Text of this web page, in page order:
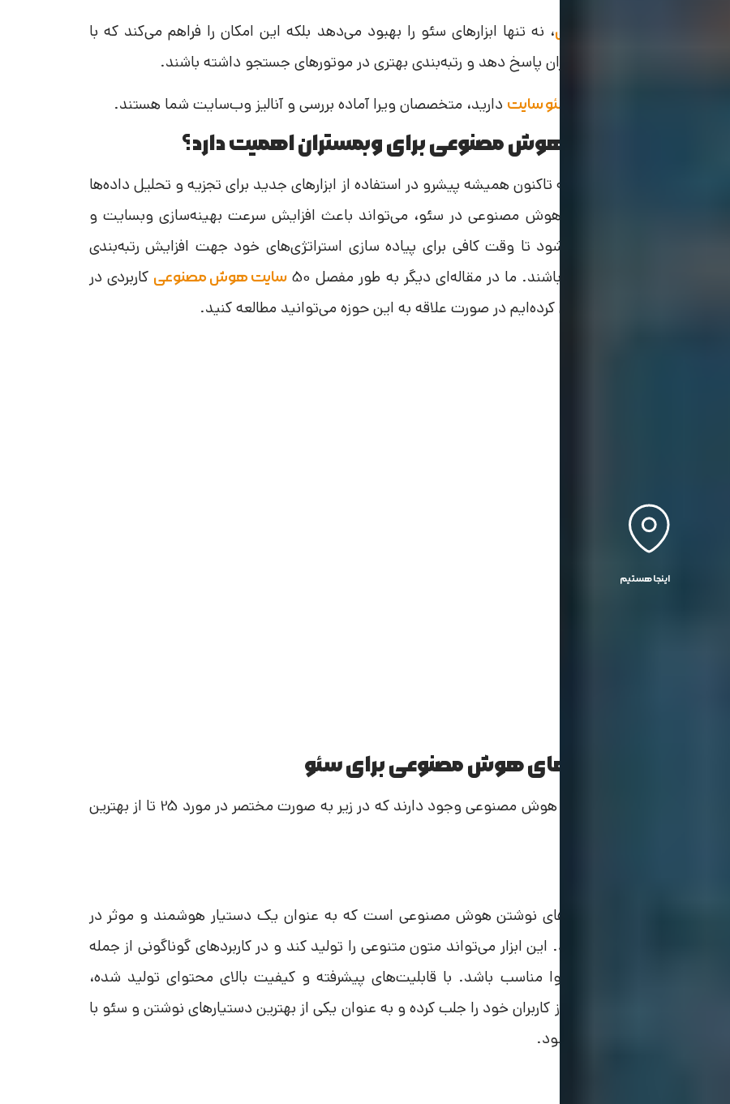
آینده هوش مصنوعی، نه تنها ابزارهای سئو را بهبود می‌دهد بلکه این امکان را فراهم می‌کند که با
دقت بیشتری به نیازهای کاربران پاسخ دهد و رتبه‌بندی بهتری در موتورهای جستجو داشته باشند.
خدمات سئو سایت دارید، متخصصان ویرا آماده بررسی و آنالیز وب‌سایت شما هستند.
یادگیری ابزارهای هوش مصنوعی برای وبمستران اهمیت دارد؟
قطعا بله؛ وبمستران از گذشته تاکنون همیشه پیشرو در استفاده از ابزارهای جدید برای تجزیه و تحلیل داده‌ها
بوده‌اند. آشنایی با ابزارهای هوش مصنوعی در سئو، می‌تواند باعث افزایش سرعت بهینه‌سازی وبسایت و
ذخیره تایم برای وبمستران شود تا وقت کافی برای پیاده سازی استراتژی‌های خود جهت افزایش رتبه‌بندی
کلمات کلیدی مهم را داشته باشند. ما در مقاله‌ای دیگر به طور مفصل 50
سایت هوش مصنوعی کاربردی در
تمام حوزه‌ها را به شما معرفی کرده‌ایم در صورت علاقه به این حوزه می‌توانید مطالعه کنید.
ابزارهای متعددی برای سئو با هوش مصنوعی وجود دارند که در زیر به صورت مختصر در مورد 25 تا از بهترین
Jasper یکی از بهترین ابزارهای نوشتن هوش مصنوعی است که به عنوان یک دستیار هوشمند و موثر در
تولید محتوا شناخته می‌شود. این ابزار می‌تواند متون متنوعی را تولید کند و در کاربردهای گوناگونی از جمله
مارکتینگ و بهینه‌سازی محتوا مناسب باشد. با قابلیت‌های پیشرفته و کیفیت بالای محتوای تولید شده،
Jasper مورد توجه بسیاری از کاربران خود را جلب کرده و به عنوان یکی از بهترین دستیارهای نوشتن و سئو با
هوش مصنوعی شناخته می‌شود.
اینجا هستیم